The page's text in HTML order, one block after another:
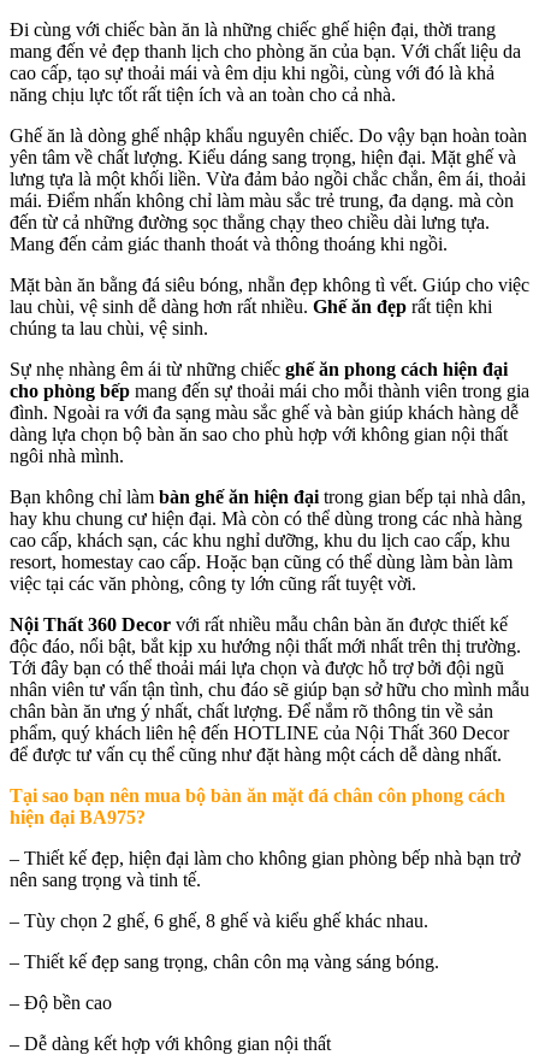
Đi cùng với chiếc bàn ăn là những chiếc ghế hiện đại, thời trang
mang đến vẻ đẹp thanh lịch cho phòng ăn của bạn. Với chất liệu da
cao cấp, tạo sự thoải mái và êm dịu khi ngồi, cùng với đó là khả
năng chịu lực tốt rất tiện ích và an toàn cho cả nhà.
Ghế ăn là dòng ghế nhập khẩu nguyên chiếc. Do vậy bạn hoàn toàn
yên tâm về chất lượng. Kiểu dáng sang trọng, hiện đại. Mặt ghế và
lưng tựa là một khối liền. Vừa đảm bảo ngồi chắc chắn, êm ái, thoải
mái. Điểm nhấn không chỉ làm màu sắc trẻ trung, đa dạng. mà còn
đến từ cả những đường sọc thẳng chạy theo chiều dài lưng tựa.
Mang đến cảm giác thanh thoát và thông thoáng khi ngồi.
Mặt bàn ăn bằng đá siêu bóng, nhẵn đẹp không tì vết. Giúp cho việc
lau chùi, vệ sinh dễ dàng hơn rất nhiều. Ghế ăn đẹp rất tiện khi
chúng ta lau chùi, vệ sinh.
Sự nhẹ nhàng êm ái từ những chiếc ghế ăn phong cách hiện đại
cho phòng bếp mang đến sự thoải mái cho mỗi thành viên trong gia
đình. Ngoài ra với đa sạng màu sắc ghế và bàn giúp khách hàng dễ
dàng lựa chọn bộ bàn ăn sao cho phù hợp với không gian nội thất
ngôi nhà mình.
Bạn không chỉ làm bàn ghế ăn hiện đại trong gian bếp tại nhà dân,
hay khu chung cư hiện đại. Mà còn có thể dùng trong các nhà hàng
cao cấp, khách sạn, các khu nghỉ dưỡng, khu du lịch cao cấp, khu
resort, homestay cao cấp. Hoặc bạn cũng có thể dùng làm bàn làm
việc tại các văn phòng, công ty lớn cũng rất tuyệt vời.
Nội Thất 360 Decor với rất nhiều mẫu chân bàn ăn được thiết kế
độc đáo, nổi bật, bắt kịp xu hướng nội thất mới nhất trên thị trường.
Tới đây bạn có thể thoải mái lựa chọn và được hỗ trợ bởi đội ngũ
nhân viên tư vấn tận tình, chu đáo sẽ giúp bạn sở hữu cho mình mẫu
chân bàn ăn ưng ý nhất, chất lượng. Để nắm rõ thông tin về sản
phẩm, quý khách liên hệ đến HOTLINE của Nội Thất 360 Decor
để được tư vấn cụ thể cũng như đặt hàng một cách dễ dàng nhất.
Tại sao bạn nên mua bộ bàn ăn mặt đá chân côn phong cách
hiện đại BA975?
– Thiết kế đẹp, hiện đại làm cho không gian phòng bếp nhà bạn trở
nên sang trọng và tinh tế.
– Tùy chọn 2 ghế, 6 ghế, 8 ghế và kiểu ghế khác nhau.
– Thiết kế đẹp sang trọng, chân côn mạ vàng sáng bóng.
– Độ bền cao
– Dễ dàng kết hợp với không gian nội thất